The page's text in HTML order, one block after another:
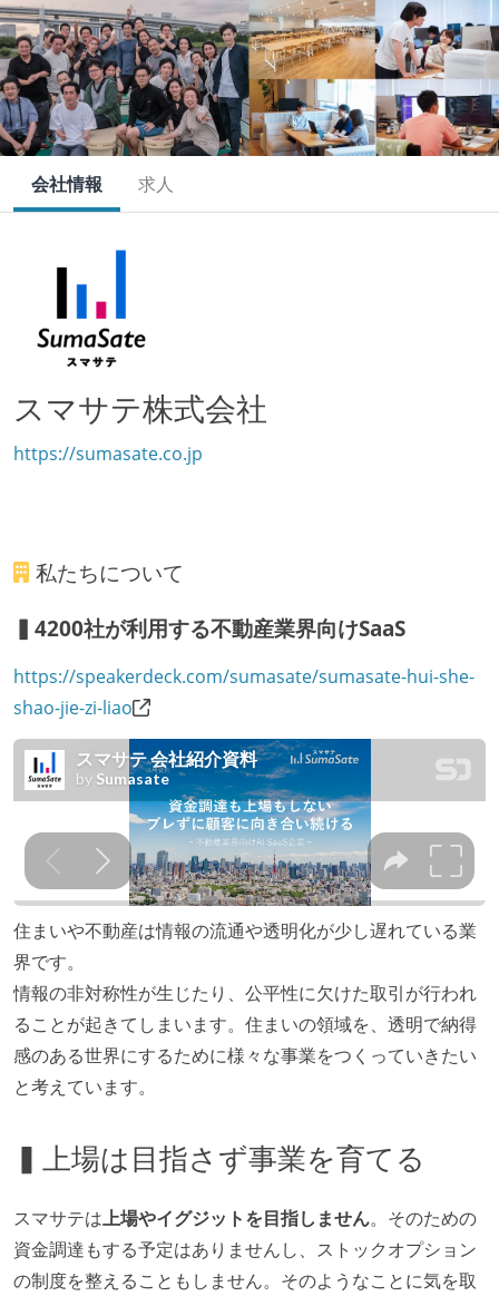
会社情報 求人
スマサテ株式会社
https://sumasate.co.jp
私たちについて
▍4200社が利用する不動産業界向けSaaS
https://speakerdeck.com/sumasate/sumasate-hui-she-
shao-jie-zi-liao
住まいや不動産は情報の流通や透明化が少し遅れている業
界です。
情報の非対称性が生じたり、公平性に欠けた取引が行われ
ることが起きてしまいます。住まいの領域を、透明で納得
感のある世界にするために様々な事業をつくっていきたい
と考えています。
▍上場は目指さず事業を育てる
スマサテは上場やイグジットを目指しません。そのための
資金調達もする予定はありませんし、ストックオプション
の制度を整えることもしません。そのようなことに気を取